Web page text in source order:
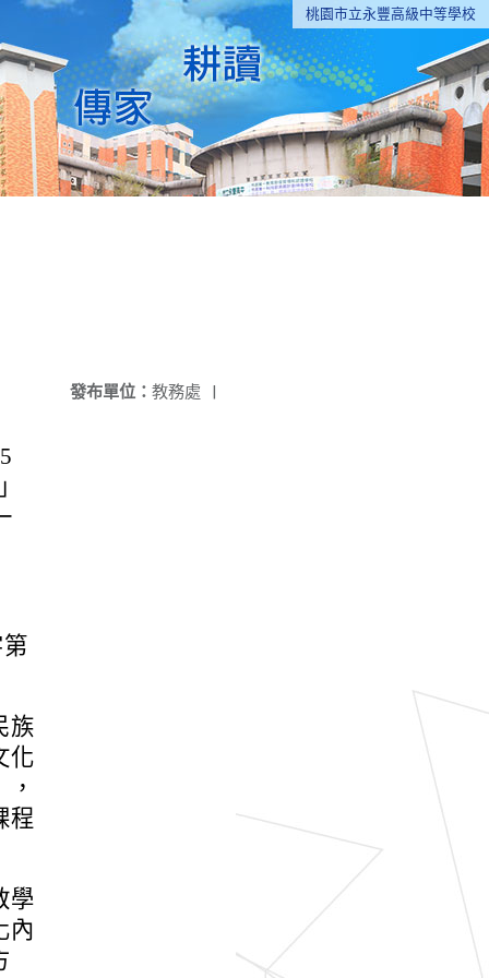
桃園市立永豐高級中等學校
發布單位： 教務處 |
族
化
程
學
內